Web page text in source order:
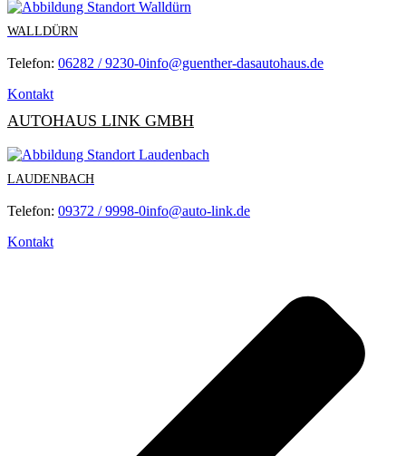
WALLDÜRN
Telefon: 06282 / 9230-0info@guenther-dasautohaus.de
Kontakt
AUTOHAUS LINK GMBH
LAUDENBACH
Telefon: 09372 / 9998-0info@auto-link.de
Kontakt